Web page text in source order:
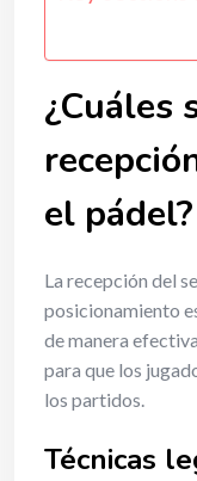
¿Cuáles
el pádel?
La recepción del
posicionamiento
de manera
para que los
los partidos.
Técnicas